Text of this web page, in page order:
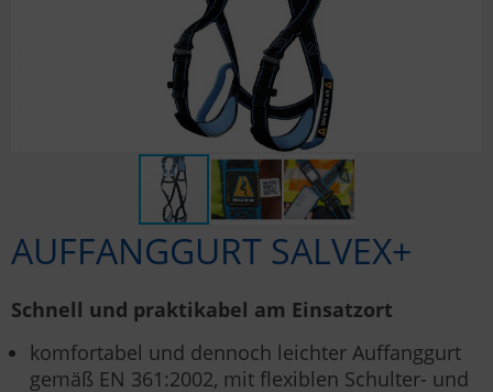
AUFFANGGURT SALVEX+
Schnell und praktikabel am Einsatzort
komfortabel und dennoch leichter Auffanggurt
gemäß EN 361:2002, mit flexiblen Schulter- und